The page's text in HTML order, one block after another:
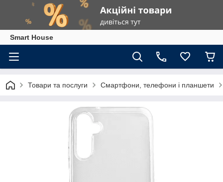
Smart House
Товари та послуги Смартфони, телефони і планшети